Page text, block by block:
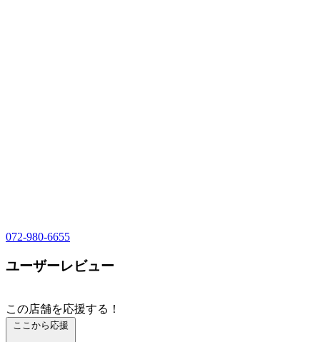
072-980-6655
ユーザーレビュー
この店舗を応援する！
ここから応援